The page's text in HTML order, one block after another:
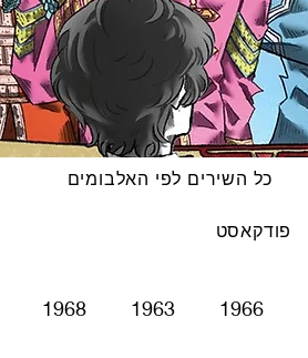
כל השירים לפי האלבומים
פודקאסט
1966
1963
1968